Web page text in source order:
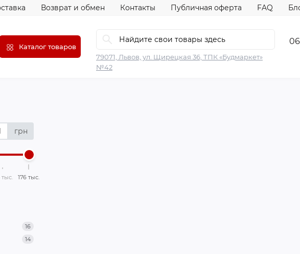
Возврат и обмен Контакты Публичная оферта FAQ
Каталог товаров
79071, Львов, ул. Щирецкая 36, ТПК «Будмаркет»
№42
грн
тыс. 176 тыс.
16
14